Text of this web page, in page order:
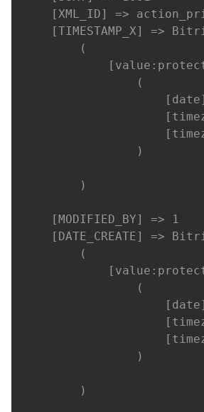
[XML_ID] =>
[TIMESTAMP_X] =>
        (
                (
                )
        )
    [MODIFIED_BY] => 1
[DATE_CREATE] =>
        (
                (
                )
        )